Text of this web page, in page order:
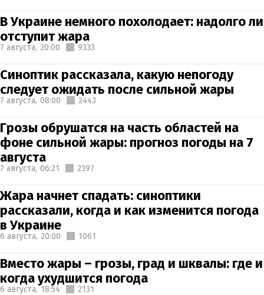
В Украине немного похолодает: надолго ли
отступит жара
7 августа, 20:00 9333
Синоптик рассказала, какую непогоду
следует ожидать после сильной жары
7 августа, 08:00 2443
Грозы обрушатся на часть областей на
фоне сильной жары: прогноз погоды на 7
августа
7 августа, 06:21 2397
Жара начнет спадать: синоптики
рассказали, когда и как изменится погода
в Украине
6 августа, 20:00 1061
Вместо жары – грозы, град и шквалы: где и
когда ухудшится погода
6 августа, 18:54 2131